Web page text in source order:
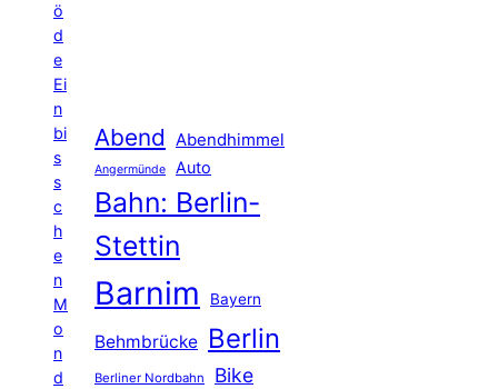
ö
d
e
Ei
n
bi
s
s
c
h
e
n
M
o
n
d
Abend Abendhimmel
Angermünde Auto
Bahn: Berlin-
Stettin
Barnim Bayern
Behmbrücke Berlin
Berliner Nordbahn Bike